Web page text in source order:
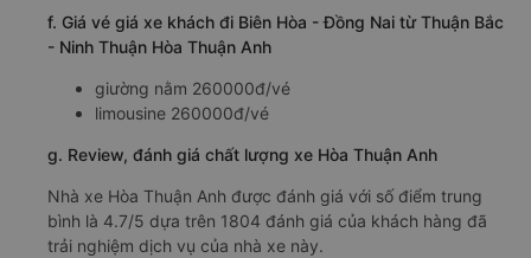
f. Giá vé giá xe khách đi Biên Hòa - Đồng Nai từ Thuận Bắc
- Ninh Thuận Hòa Thuận Anh
giường nằm 260000đ/vé
limousine 260000đ/vé
g. Review, đánh giá chất lượng xe Hòa Thuận Anh
Nhà xe Hòa Thuận Anh được đánh giá với số điểm trung
bình là 4.7/5 dựa trên 1804 đánh giá của khách hàng đã
trải nghiệm dịch vụ của nhà xe này.